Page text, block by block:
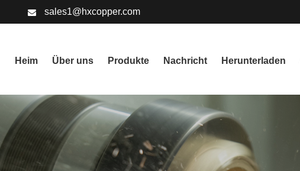
sales1@hxcopper.com
Heim Über uns Produkte Nachricht Herunterladen